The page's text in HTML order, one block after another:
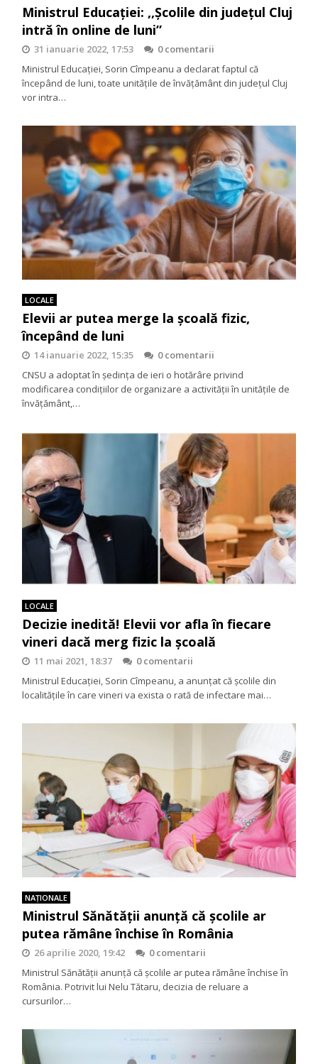
Ministrul Educației: ,,Școlile din județul Cluj
intră în online de luni”
31 ianuarie 2022, 17:53
0 comentarii
Ministrul Educației, Sorin Cîmpeanu a declarat faptul că
începând de luni, toate unitățile de învățământ din județul Cluj
vor intra…
LOCALE
Elevii ar putea merge la școală fizic,
începând de luni
14 ianuarie 2022, 15:35
0 comentarii
CNSU a adoptat în ședința de ieri o hotărâre privind
modificarea condițiilor de organizare a activității în unitățile de
învățământ,…
LOCALE
Decizie inedită! Elevii vor afla în fiecare
vineri dacă merg fizic la școală
11 mai 2021, 18:37
0 comentarii
Ministrul Educației, Sorin Cîmpeanu, a anunțat că școlile din
localitățile în care vineri va exista o rată de infectare mai…
NAŢIONALE
Ministrul Sănătății anunță că școlile ar
putea rămâne închise în România
26 aprilie 2020, 19:42
0 comentarii
Ministrul Sănătății anunță că școlile ar putea rămâne închise în
România. Potrivit lui Nelu Tătaru, decizia de reluare a
cursurilor…